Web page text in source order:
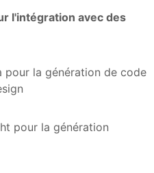
l'intégration avec des
pour la génération de code
pour la génération